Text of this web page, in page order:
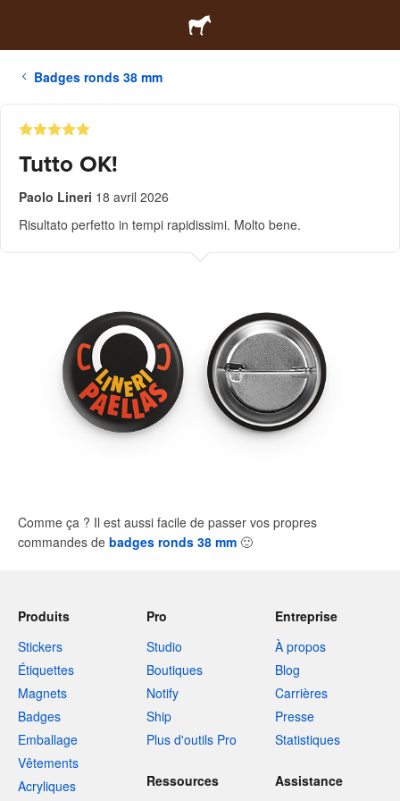
Badges ronds 38 mm
Tutto OK!
Paolo Lineri 18 avril 2026
Risultato perfetto in tempi rapidissimi. Molto bene.
Comme ça ? Il est aussi facile de passer vos propres
commandes de badges ronds 38 mm 🙂
Produits
Stickers
Étiquettes
Magnets
Badges
Emballage
Vêtements
Acryliques
Pro
Studio
Boutiques
Notify
Ship
Plus d'outils Pro
Entreprise
À propos
Blog
Carrières
Presse
Statistiques
Ressources Assistance